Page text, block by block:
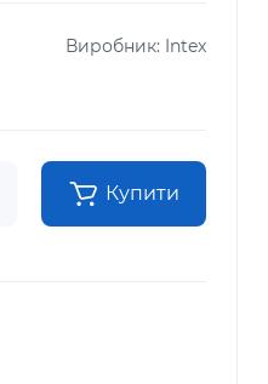
Виробник: Intex
Купити